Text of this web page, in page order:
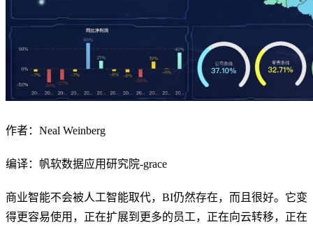
作者：Neal Weinberg
编译：帆软数据应用研究院-grace
商业智能不会被人工智能取代，BI仍然存在，而且很好。它变
得更容易使用，正在扩展到更多的员工，正在向云转移，正在